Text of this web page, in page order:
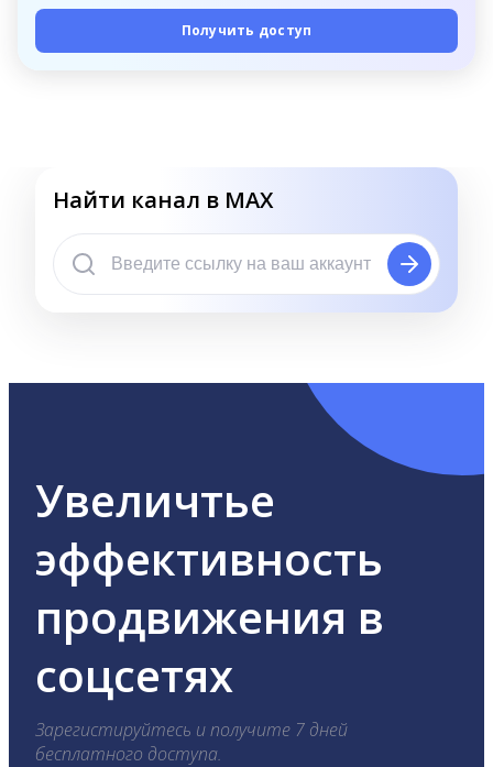
Получить доступ
Найти канал в MAX
Увеличтье
эффективность
продвижения в
соцсетях
Зарегистируйтесь и получите 7 дней
бесплатного доступа.